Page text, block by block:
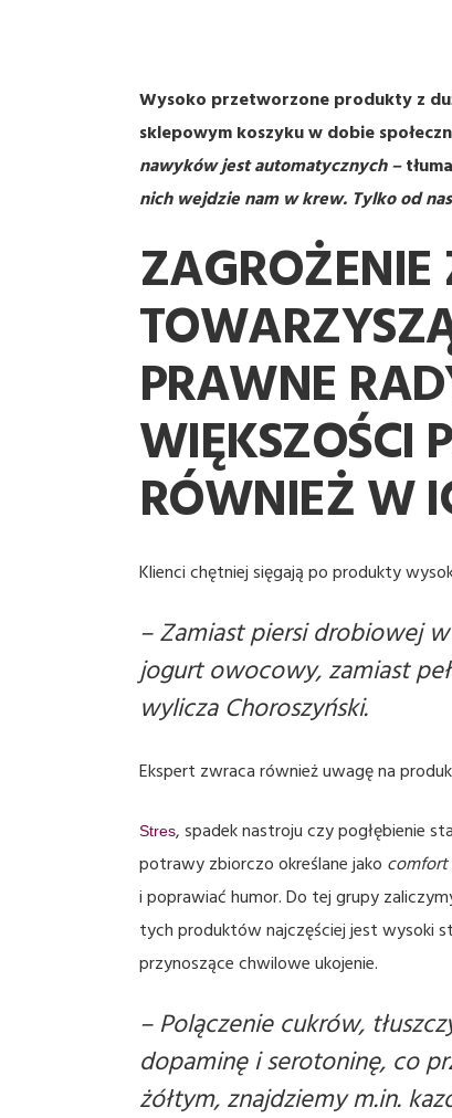
Wysoko przetworzone produkty z
sklepowym koszyku w dobie
nawyków jest automatycznych –
nich wejdzie nam w krew. Tylko od
PRAWNE
WIĘKSZOŚCI
RÓWNIEŻ W
Klienci chętniej sięgają po produkty
–Zamiast piersi drobiowej
jogurt owocowy, zamiast
wylicza Choroszyński.
Ekspert zwraca również uwagę na
Stres, spadek nastroju czy pogłębienie
potrawy zbiorczo określane jako comfort
i poprawiać humor. Do tej grupy
tych produktów najczęściej jest wysoki
przynoszące chwilowe ukojenie.
–Polączenie cukrów,
dopaminę i serotoninę, co
żółtym, znajdziemy m.in.